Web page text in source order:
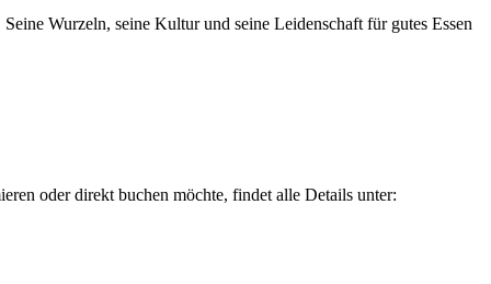
Wurzeln, seine Kultur und seine Leidenschaft für gutes Essen
oder direkt buchen möchte, findet alle Details unter: